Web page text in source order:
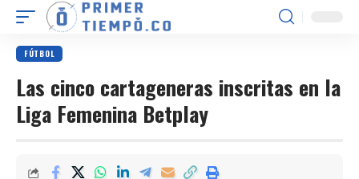
FÚTBOL
Las cinco cartageneras inscritas en la
Liga Femenina Betplay